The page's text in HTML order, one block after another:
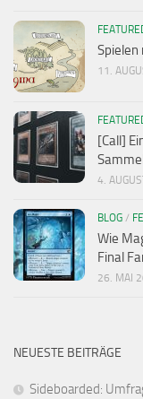
Spielen
11.
[Call]
4.
BLOG /
Wie
Final
26. MAI
NEUESTE BEITRÄGE
Sideboarded: